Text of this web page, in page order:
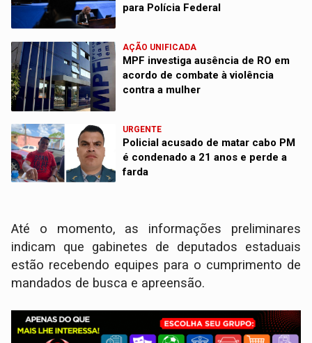
para Polícia Federal
AÇÃO UNIFICADA
MPF investiga ausência de RO em
acordo de combate à violência
contra a mulher
URGENTE
Policial acusado de matar cabo PM
é condenado a 21 anos e perde a
farda
​Até o momento, as informações preliminares
indicam que gabinetes de deputados estaduais
estão recebendo equipes para o cumprimento de
mandados de busca e apreensão.